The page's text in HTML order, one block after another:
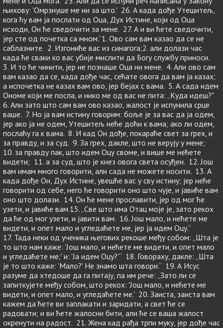
њихову: 'Омрзнуше ме ни за што.' 26. А када дође Утешитељ,
кога ћу вам ја послати од Оца, Дух Истине, који од Оца
исходи, Он ће сведочити за мене. 27. А и ви ћете сведочити,
јер сте од почетка са мном.”1. Ово сам вам казао да се не
саблазните. 2. Изгониће вас из синагога;2. али долази час
када ће сваки ко вас убије мислити да Богу службу приноси.
3. И то ће чинити, јер не познаше Оца ни мене. 4. Али ово сам
вам казао да се, када дође час, сећате овога да вам ја казах;
а испочетка не казах вам ово, јер бејах с вама. 5. А сада идем
Ономе који ме посла, и нико ме од вас не пита: „Куда идеш?"
6. Али зато што сам вам ово казао, жалост је испунила срце
ваше. 7. Но ја вам истину говорим: боље је за вас да ја одем,
јер ако ја не одем, Утешитељ неће доћи к вама; ако ли одем,
послаћу га к вама. 8. И кад Он дође, покараће свет за грех, и
за правду, и за суд. 9. За грех, дакле, што не верују у мене;
10. за правду пак, што идем Оцу своме, и више ме нећете
видети; 11. а за суд, што је кнез овога света осуђен. 12. Још
вам имам много говорити, али сада не можете носити. 13. А
када дође Он, Дух Истине, увешће вас у сву истину; јер неће
говорити од себе, него ће говорити оно што чује, и јавиће вам
оно што долази. 14. Он ће мене прославити, јер од мог ће
узети, и јавиће вам.15. „Све што има Отац моје је, зато рекох
да ће од мог узети, и јавити вам. 16. Још мало, и нећете ме
видети, и опет мало и угледаћете ме, јер ја идем Оцу.“
17. Тада неки од ученика његових рекоше међу собом: „Шта је
то што нам каже: 'Још мало, и нећете ме видети, и опет мало
и угледаћете ме;' и: 'Ја идем Оцу?'“ 18. Говораху, дакле: „Шта
је то што каже: 'Мало?' Не знамо шта говори.“ 19. А Исус
разуме да хтедоше да га питају, па им рече: „Зато ли се
запиткујете међу собом, што рекох: 'Још мало, и нећете ме
видети, и опет мало, и угледаћете ме.' 20. Заиста, заиста вам
кажем да ћете ви заплакати и заридати, а свет ће се
радовати; и ви ћете жалосни бити, али ће се ваша жалост
окренути на радост. 21. Жена кад рађа трпи муку, јер дође час